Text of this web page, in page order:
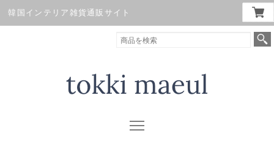
韓国インテリア雑貨通販サイト